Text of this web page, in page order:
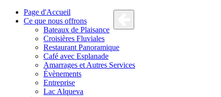
Page d'Accueil
Ce que nous offrons
Bateaux de Plaisance
Croisières Fluviales
Restaurant Panoramique
Café avec Esplanade
Amarrages et Autres Services
Évènements
Entreprise
Lac Alqueva